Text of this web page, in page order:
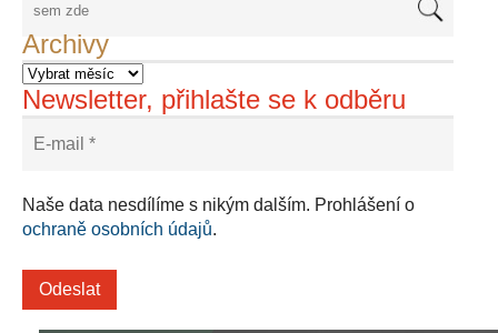
Archivy
Newsletter, přihlašte se k odběru
Naše data nesdílíme s nikým dalším. Prohlášení o
ochraně osobních údajů.